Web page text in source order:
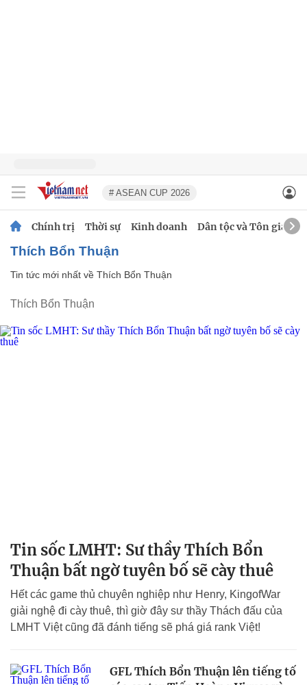
# ASEAN CUP 2026
Chính trị Thời sự Kinh doanh Dân tộc và Tôn giáo
Thích Bổn Thuận
Tin tức mới nhất về Thích Bổn Thuận
Thích Bổn Thuận
Tin sốc LMHT: Sư thầy Thích Bổn
Thuận bất ngờ tuyên bố sẽ cày thuê
Hết các game thủ chuyên nghiệp như Henry, KingofWar
giải nghệ đi cày thuê, thì giờ đây sư thầy Thách đấu của
LMHT Việt cũng đã đánh tiếng sẽ phá giá rank Việt!
GFL Thích Bổn Thuận lên tiếng tố